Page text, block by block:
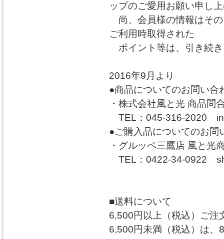
ップのご愛用お願い申し
尚、会員様の情報はそ
ご利用時取得された
ポイント等は、引き続
2016年9月より
●商品についてのお問い合
・株式会社風と光 商品問
TEL：045-316-2020
●ご購入品についてのお問
・グルッペ三鷹店 風と光
TEL：0422-34-0922
■送料について
6,500円以上（税込）ご注
6,500円未満（税込）は、